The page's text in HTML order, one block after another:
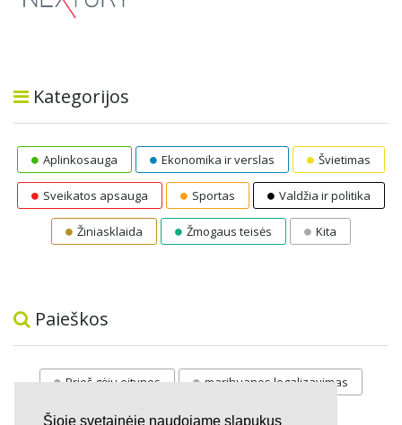
Šioje svetainėje naudojame slapukus
Kategorijos
Aplinkosauga Ekonomika ir verslas Švietimas
Sveikatos apsauga Sportas Valdžia ir politika
Žiniasklaida Žmogaus teisės Kita
Paieškos
Prieš gėju eitynes marihuanos legalizavimas
STOP vaiku atemimas